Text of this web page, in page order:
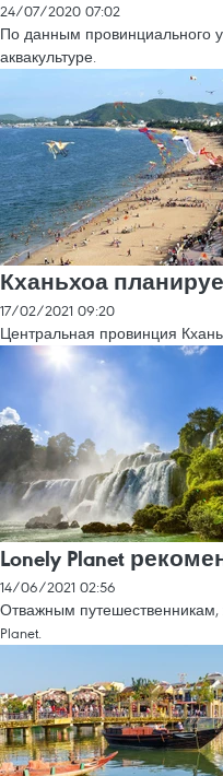
24/07/2020 07:02
По данным провинциального
аквакультуре.
Кханьхоа
17/02/2021 09:20
Центральная провинция
Lonely Planet
14/06/2021 02:56
Отважным
Planet.